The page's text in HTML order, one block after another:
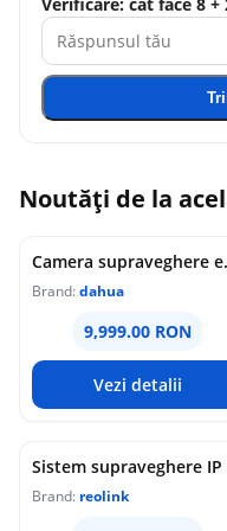
Noutăți de la
Camera supraveghere
Brand:dahua
9,999.00 RON
Vezi detalii
Brand: reolink